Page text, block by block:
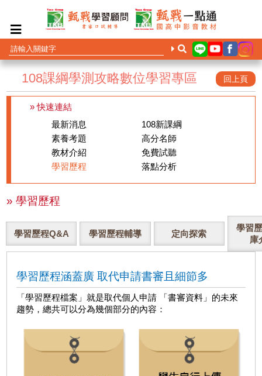
108課綱學測攻略數位學習專區 回上頁
» 快速連結
最新消息
108新課綱
素養考題
高分名師
教材介紹
免費試聽
學習歷程
落點分析
» 學習歷程
學習歷程Q&A 學習歷程輔導 定向探索
「學習歷程檔案」就是取代個人申請 「書審資料」的未來
趨勢，總共可以分為幾個部分的內容：